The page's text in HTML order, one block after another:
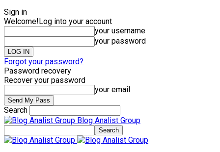
Sign in
Welcome!Log into your account
your username
your password
Forgot your password?
Password recovery
Recover your password
your email
Search
Blog Analist Group